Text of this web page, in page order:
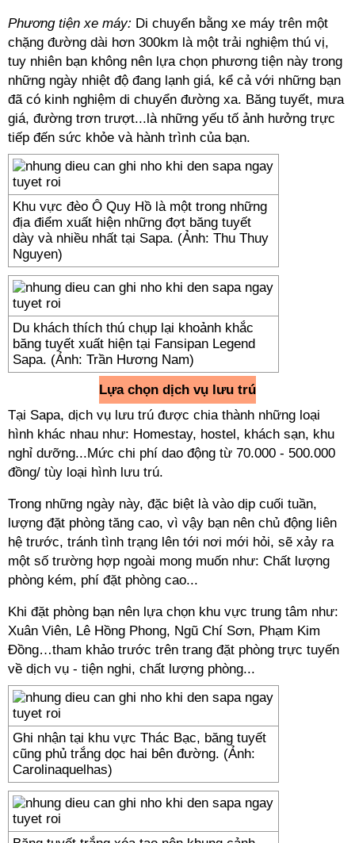
Phương tiện xe máy: Di chuyển bằng xe máy trên một
chặng đường dài hơn 300km là một trải nghiệm thú vị,
tuy nhiên bạn không nên lựa chọn phương tiện này trong
những ngày nhiệt độ đang lạnh giá, kể cả với những bạn
đã có kinh nghiệm di chuyển đường xa. Băng tuyết, mưa
giá, đường trơn trượt...là những yếu tố ảnh hưởng trực
tiếp đến sức khỏe và hành trình của bạn.
Khu vực đèo Ô Quy Hồ là một trong những
địa điểm xuất hiện những đợt băng tuyết
dày và nhiều nhất tại Sapa. (Ảnh: Thu Thuy
Nguyen)
Du khách thích thú chụp lại khoảnh khắc
băng tuyết xuất hiện tại Fansipan Legend
Sapa. (Ảnh: Trần Hương Nam)
Lựa chọn dịch vụ lưu trú
Tại Sapa, dịch vụ lưu trú được chia thành những loại
hình khác nhau như: Homestay, hostel, khách sạn, khu
nghỉ dưỡng...Mức chi phí dao động từ 70.000 - 500.000
đồng/ tùy loại hình lưu trú.
Trong những ngày này, đặc biệt là vào dịp cuối tuần,
lượng đặt phòng tăng cao, vì vậy bạn nên chủ động liên
hệ trước, tránh tình trạng lên tới nơi mới hỏi, sẽ xảy ra
một số trường hợp ngoài mong muốn như: Chất lượng
phòng kém, phí đặt phòng cao...
Khi đặt phòng bạn nên lựa chọn khu vực trung tâm như:
Xuân Viên, Lê Hồng Phong, Ngũ Chí Sơn, Phạm Kim
Đồng…tham khảo trước trên trang đặt phòng trực tuyến
về dịch vụ - tiện nghi, chất lượng phòng...
Ghi nhận tại khu vực Thác Bạc, băng tuyết
cũng phủ trắng dọc hai bên đường. (Ảnh:
Carolinaquelhas)